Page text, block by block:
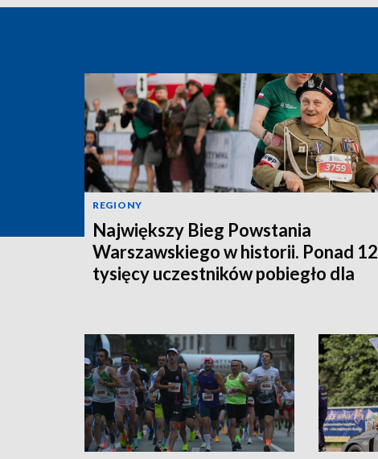
REGIONY
Największy Bieg Powstania
Warszawskiego w historii. Ponad 12
tysięcy uczestników pobiegło dla